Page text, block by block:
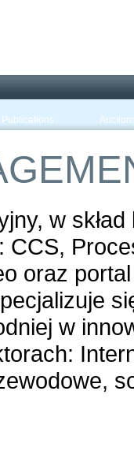
Publications
w
CCS,
oraz
w